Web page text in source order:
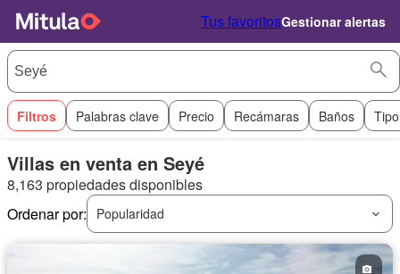
Tus favoritosGestionar alertas
Filtros Palabras clave Precio Recámaras Baños
Villas en venta en Seyé
8,163 propiedades disponibles
Ordenar por:
Popularidad